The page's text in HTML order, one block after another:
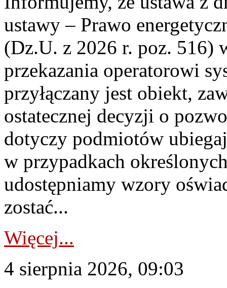
ustawy – Prawo
(Dz.U. z 2026 r. poz. 516)
przekazania operatorowi
przyłączany jest obiekt,
ostatecznej decyzji o
dotyczy podmiotów
w przypadkach
udostępniamy wzory
zostać...
Więcej...
4 sierpnia 2026, 09:03